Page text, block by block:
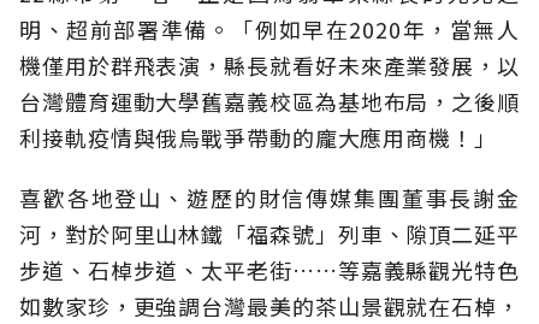
明、超前部署準備。「例如早在2020年，當無人
機僅用於群飛表演，縣長就看好未來產業發展，以
台灣體育運動大學舊嘉義校區為基地布局，之後順
利接軌疫情與俄烏戰爭帶動的龐大應用商機！」
喜歡各地登山、遊歷的財信傳媒集團董事長謝金
河，對於阿里山林鐵「福森號」列車、隙頂二延平
步道、石棹步道、太平老街……等嘉義縣觀光特色
如數家珍，更強調台灣最美的茶山景觀就在石棹，